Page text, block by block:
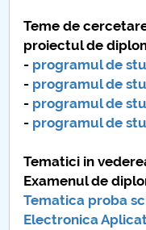
Teme de
proiectul de
- programul de
- programul de
- programul de
- programul de
Tematici in
Examenul de
Tematica proba
Electronica